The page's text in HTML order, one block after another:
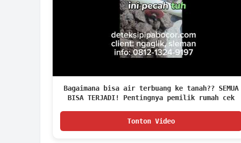
Bagaimana bisa air terbuang ke tanah?? SEMUA
BISA TERJADI! Pentingnya pemilik rumah cek
Tonton Video